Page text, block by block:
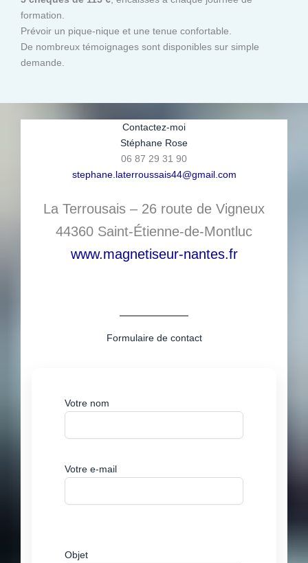
formation.
Prévoir un pique-nique et une tenue confortable.
De nombreux témoignages sont disponibles sur simple
demande.
Contactez-moi
Stéphane Rose
06 87 29 31 90
stephane.laterroussais44@gmail.com
La Terrousais – 26 route de Vigneux
44360 Saint-Étienne-de-Montluc
www.magnetiseur-nantes.fr
Formulaire de contact
Votre nom
Votre e-mail
Objet